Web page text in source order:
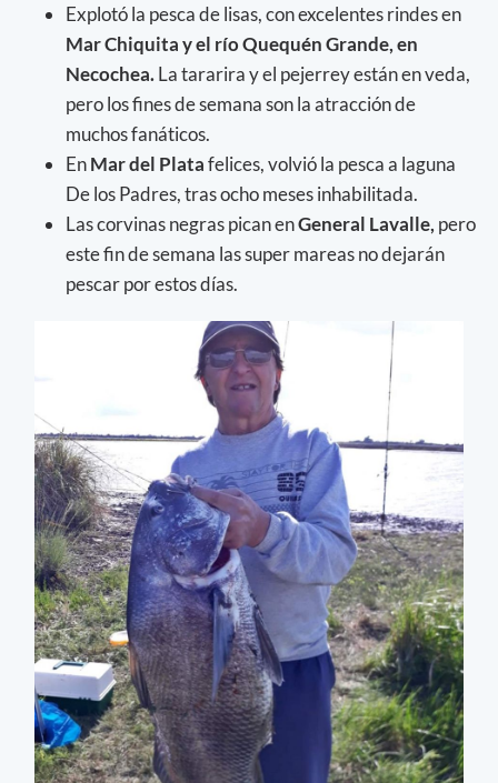
Explotó la pesca de lisas, con excelentes rindes en
Mar Chiquita y el río Quequén Grande, en
Necochea.La tararira y el pejerrey están en veda,
pero los fines de semana son la atracción de
muchos fanáticos.
EnMar del Platafelices, volvió la pesca a laguna
De los Padres, tras ocho meses inhabilitada.
Las corvinas negras pican enGeneral Lavalle, pero
este fin de semana las super mareas no dejarán
pescar por estos días.